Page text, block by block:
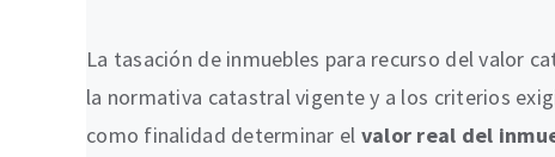
La tasación de inmuebles para recurso del valor
la normativa catastral vigente y a los criterios
como finalidad determinar el valor real del